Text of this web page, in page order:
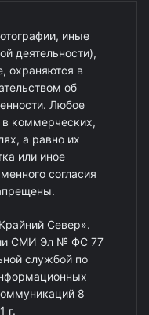
иные
деятельности),
охраняются в
об
Любое
в коммерческих,
а равно их
или иное
согласия
Север».
СМИ Эл № ФС 77
службой по
8
г.